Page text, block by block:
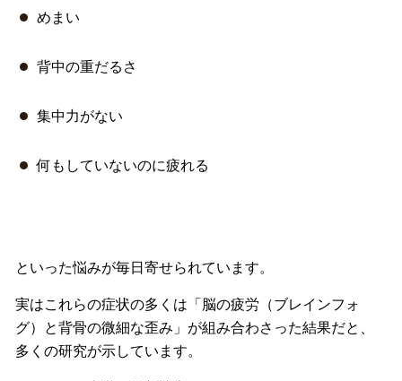
めまい
背中の重だるさ
集中力がない
何もしていないのに疲れる
といった悩みが毎日寄せられています。
実はこれらの症状の多くは「脳の疲労（ブレインフォ
グ）
と背骨の微細な歪み」が組み合わさった結果だと、
多くの研究が示しています。